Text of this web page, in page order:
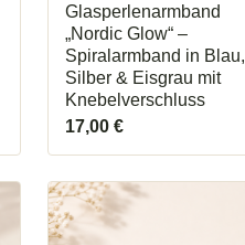
Glasperlenarmband
„Nordic Glow“ –
Spiralarmband in Blau,
Silber & Eisgrau mit
Knebelverschluss
17,00 €